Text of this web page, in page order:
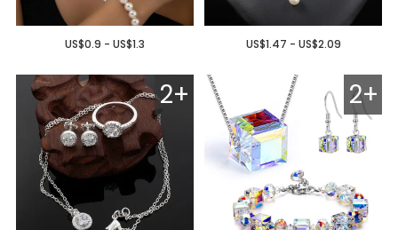
US$0.9 - US$1.3 US$1.47 - US$2.09
2+ 2+